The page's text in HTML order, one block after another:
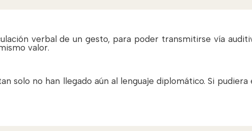
verbal de un gesto, para poder transmitirse vía
valor.
solo no han llegado aún al lenguaje diplomático. Si